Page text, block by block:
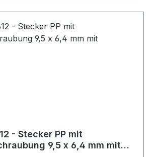
- Stecker PP mit
9,5 x 6,4 mm mit